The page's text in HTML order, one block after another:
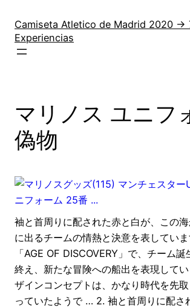
contenido
Camiseta Atletico de Madrid 2020 →
Experiencias
マリノス ユニフ
偽物
袖と首周りに配された赤と白が、この
に出るチームの情熱と決意を表してい
「AGE OF DISCOVERY」で、チーム
終え、新たな冒険への船出を表現して
ザインコンセプトは、かなり時代を先
っていたようで … 2. 袖と首周りに配さ